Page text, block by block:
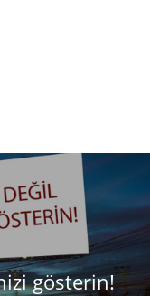
gösterin!